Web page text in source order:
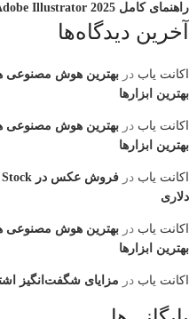
راهنمای کامل Adobe Illustrator 2025: هر آنچه باید بدانید
آخرین دیدگاه‌ها
اکانت یاب در بهترین هوش مصنوعی‌
بهترین ابزارها
اکانت یاب در بهترین هوش مصنوعی‌
بهترین ابزارها
اکانت یاب در
دلاری
اکانت یاب در بهترین هوش مصنوعی‌
بهترین ابزارها
اکانت یاب در مزایای شگفت‌انگیز